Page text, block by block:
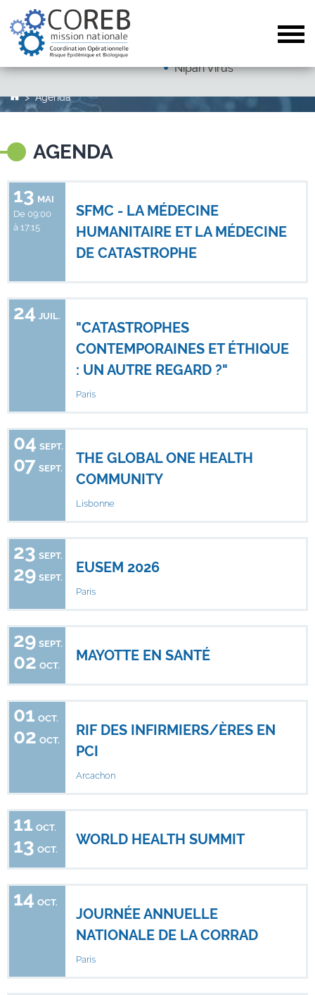
Arboviroses (hors dengue)
Nipah Virus
Agenda
AGENDA
13 MAI
De 09:00
à 17:15
SFMC - LA MÉDECINE
HUMANITAIRE ET LA MÉDECINE
DE CATASTROPHE
24 JUIL.
"CATASTROPHES
CONTEMPORAINES ET ÉTHIQUE
: UN AUTRE REGARD ?"
Paris
04 SEPT.
07 SEPT.
THE GLOBAL ONE HEALTH
COMMUNITY
Lisbonne
23 SEPT.
29 SEPT.
EUSEM 2026
Paris
29 SEPT.
02 OCT.
MAYOTTE EN SANTÉ
01 OCT.
02 OCT.
RIF DES INFIRMIERS/ÈRES EN
PCI
Arcachon
11 OCT.
13 OCT.
WORLD HEALTH SUMMIT
14 OCT.
JOURNÉE ANNUELLE
NATIONALE DE LA CORRAD
Paris